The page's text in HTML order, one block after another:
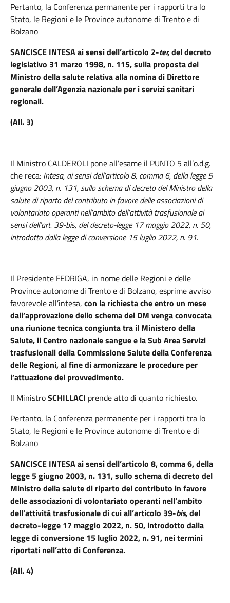
Pertanto, la Conferenza permanente per i rapporti tra lo
Stato, le Regioni e le Province autonome di Trento e di
Bolzano
SANCISCE INTESA ai sensi dell’articolo 2-ter,del decreto
legislativo 31 marzo 1998, n. 115, sulla proposta del
Ministro della salute relativa alla nomina di Direttore
generale dell’Agenzia nazionale per i servizi sanitari
regionali.
(All. 3)
Il Ministro CALDEROLI pone all’esame il PUNTO 5 all’o.d.g.
che reca: Intesa, ai sensi dell’articolo 8, comma 6, della legge 5
giugno 2003, n. 131, sullo schema di decreto del Ministro della
salute di riparto del contributo in favore delle associazioni di
volontariato operanti nell’ambito dell’attività trasfusionale ai
sensi dell’art. 39-bis, del decreto-legge 17 maggio 2022, n. 50,
introdotto dalla legge di conversione 15 luglio 2022, n. 91.
Il Presidente FEDRIGA, in nome delle Regioni e delle
Province autonome di Trento e di Bolzano, esprime avviso
favorevole all’intesa, con la richiesta che entro un mese
dall’approvazione dello schema del DM venga convocata
una riunione tecnica congiunta tra il Ministero della
Salute, il Centro nazionale sangue e la Sub Area Servizi
trasfusionali della Commissione Salute della Conferenza
delle Regioni, al fine di armonizzare le procedure per
l’attuazione del provvedimento.
Il MinistroSCHILLACI prende atto di quanto richiesto.
Pertanto, la Conferenza permanente per i rapporti tra lo
Stato, le Regioni e le Province autonome di Trento e di
Bolzano
SANCISCE INTESA ai sensi dell’articolo 8, comma 6, della
legge 5 giugno 2003, n. 131, sullo schema di decreto del
Ministro della salute di riparto del contributo in favore
delle associazioni di volontariato operanti nell’ambito
dell’attività trasfusionale di cui all’articolo 39-bis,del
decreto-legge 17 maggio 2022, n. 50, introdotto dalla
legge di conversione 15 luglio 2022, n. 91, nei termini
riportati nell’atto di Conferenza.
(All. 4)